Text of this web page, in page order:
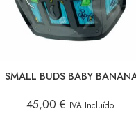
SMALL BUDS BABY
45,00 € IVA Incluído